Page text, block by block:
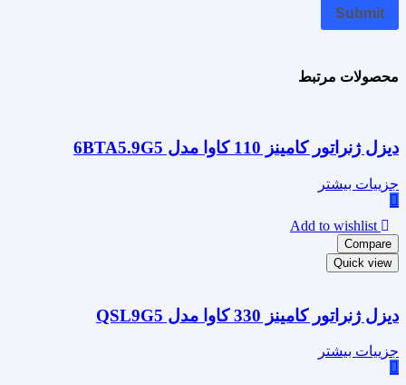
محصولات مرتبط
دیزل ژنراتور کامینز 110 کاوا مدل 6BTA5.9G5
جزییات بیشتر
Add to wishlist
Compare
Quick view
دیزل ژنراتور کامینز 330 کاوا مدل QSL9G5
جزییات بیشتر